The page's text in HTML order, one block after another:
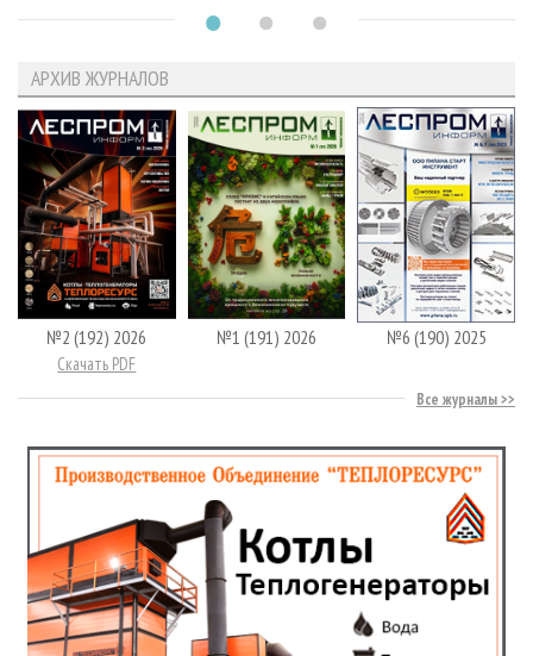
АРХИВ ЖУРНАЛОВ
№2 (192) 2026
Скачать PDF
№1 (191) 2026 №6 (190) 2025
Все журналы